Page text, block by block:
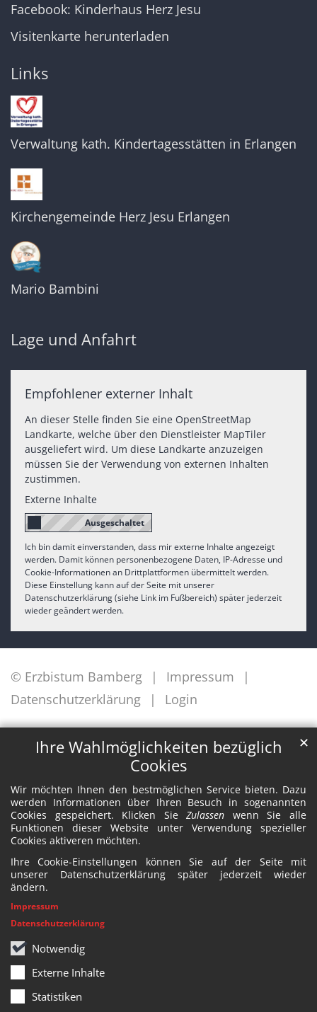
Ihre Wahlmöglichkeiten bezüglich
Cookies
Wir möchten Ihnen den bestmöglichen Service bieten. Dazu
werden Informationen über Ihren Besuch in sogenannten
Cookies gespeichert. Klicken SieZulassen wenn Sie alle
Funktionen dieser Website unter Verwendung spezieller
Cookies aktiveren möchten.
Ihre Cookie-Einstellungen können Sie auf der Seite mit
unserer Datenschutzerklärung später jederzeit wieder
ändern.
Notwendig
Externe Inhalte
Statistiken
✕
Impressum
Datenschutzerklärung
Facebook: Kinderhaus Herz Jesu
Visitenkarte herunterladen
Links
Verwaltung kath. Kindertagesstätten in Erlangen
Kirchengemeinde Herz Jesu Erlangen
Mario Bambini
Lage und Anfahrt
Empfohlener externer Inhalt
An dieser Stelle finden Sie eine OpenStreetMap
Landkarte, welche über den Dienstleister MapTiler
ausgeliefert wird. Um diese Landkarte anzuzeigen
müssen Sie der Verwendung von externen Inhalten
zustimmen.
Externe Inhalte
Ich bin damit einverstanden, dass mir externe Inhalte angezeigt
werden. Damit können personenbezogene Daten, IP-Adresse und
Cookie-Informationen an Drittplattformen übermittelt werden.
Diese Einstellung kann auf der Seite mit unserer
Datenschutzerklärung (siehe Link im Fußbereich) später jederzeit
wieder geändert werden.
© Erzbistum Bamberg
Impressum
Datenschutzerklärung
Login